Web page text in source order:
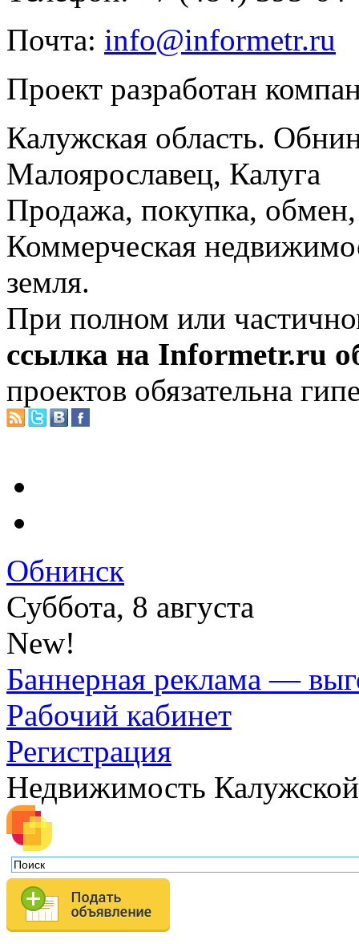
Почта: info@informetr.ru
Проект разработан
Калужская область.
Малоярославец, Калуга
Продажа, покупка, обмен,
Коммерческая
земля.
При полном или
ссылка на Informetr.ru
проектов обязательна
Обнинск
Суббота, 8 августа
New!
Баннерная реклама —
Рабочий кабинет
Регистрация
Недвижимость